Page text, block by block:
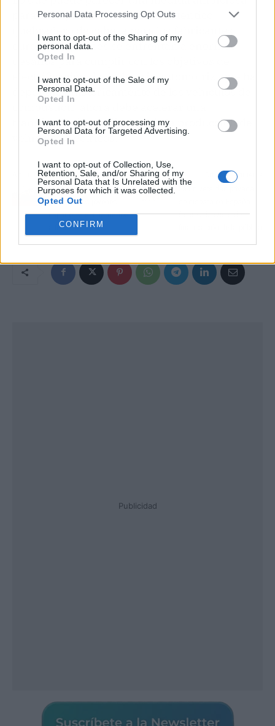
Personal Data Processing Opt Outs
I want to opt-out of the Sharing of my
personal data.
Opted In
I want to opt-out of the Sale of my
Personal Data.
Opted In
I want to opt-out of processing my
Personal Data for Targeted Advertising.
Opted In
I want to opt-out of Collection, Use,
Retention, Sale, and/or Sharing of my
Personal Data that Is Unrelated with the
Purposes for which it was collected.
Opted Out
CONFIRM
para la UE, es en realidad un auténtico
europeos, quienes se enfrentan a enormes
desafíos para cumplir con los objetivos de
electrificación. La industria automotriz, que ha
dependido históricamente de los vehículos de
combustión, ahora debe acelerar una
transformación radical hacia la producción de
vehículos eléctricos.
Artículo anterior
En caso de guerra,
¿podrían los jóvenes
españoles ser llamados
a filas?
Artículo siguiente
frente a la crisis de
Publicidad